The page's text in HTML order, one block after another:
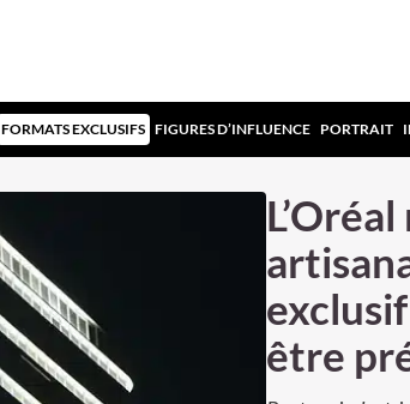
FORMATS EXCLUSIFS FIGURES D’INFLUENCE PORTRAIT
être